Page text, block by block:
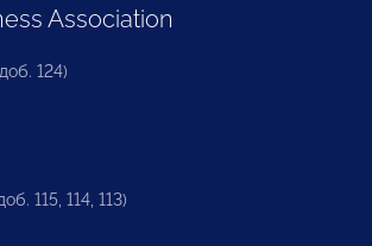
Association
124)
115, 114, 113)